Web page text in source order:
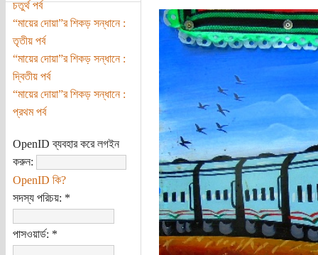
চতুর্থ পর্ব
“মায়ের দোয়া”র শিকড় সন্ধানে :
তৃতীয় পর্ব
“মায়ের দোয়া”র শিকড় সন্ধানে :
দ্বিতীয় পর্ব
“মায়ের দোয়া”র শিকড় সন্ধানে :
প্রথম পর্ব
OpenID ব্যবহার করে লগইন
করুন:
OpenID কি?
সদস্য পরিচয়: *
পাসওয়ার্ড: *